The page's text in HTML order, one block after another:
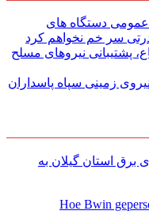
دستگاه های
سر خم نخواهم کرد
پشتیبانی نیرو‌های مسلح
زمینی سپاه پاسداران
برق استان گیلان به
Hoe Bwin